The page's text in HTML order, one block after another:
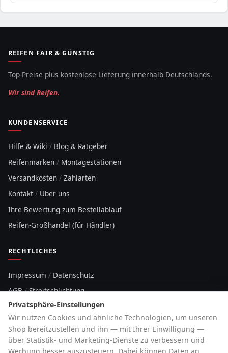
REIFEN FAIR & GÜNSTIG
Top-Preise plus kostenlose Lieferung innerhalb Deutschlands.
Wir sind Reifen.
KUNDENSERVICE
Hilfe & Wiki / Blog & Ratgeber
Reifenmarken / Montagestationen
Versandkosten / Zahlarten
Kontakt / Über uns
Ihre Bewertung zum Bestellablauf
Reifen-Großhandel (für Händler)
RECHTLICHES
Impressum / Datenschutz
AGB/Streitschlichtung
Sitemap
Cookie-Hinweis
HOTLINE
Privatsphäre-Einstellungen
Wir nutzen Cookies und ähnliche Technologien, um unseren
Shop bereitzustellen und ihn — mit Ihrer Einwilligung —
über Statistik- und Marketing-Dienste zu verbessern und